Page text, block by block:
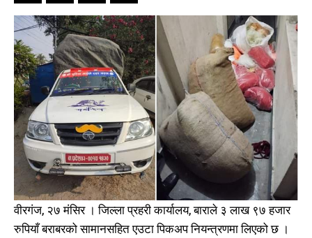
वीरगंज, २७ मंसिर । जिल्ला प्रहरी कार्यालय, बाराले ३ लाख ९७ हजार
रुपियाँ बराबरको सामानसहित एउटा पिकअप नियन्त्रणमा लिएको छ ।